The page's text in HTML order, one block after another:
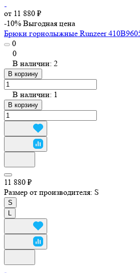
от 11 880 ₽
-10% Выгодная цена
Брюки горнолыжные Runzeer
0
0
В наличии: 2
В корзину
В наличии: 1
В корзину
11 880 ₽
Размер от производителя: S
S
L